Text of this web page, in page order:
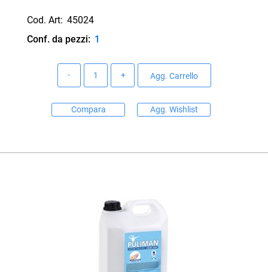
Cod. Art: 45024
Conf. da pezzi: 1
Agg. Carrello
Compara Agg. Wishlist